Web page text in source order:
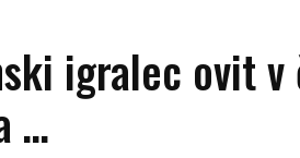
igralec ovit
…